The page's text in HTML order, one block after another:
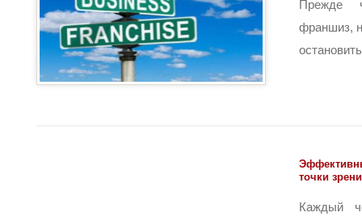
Прежде
франшиз,
точки
Каждый